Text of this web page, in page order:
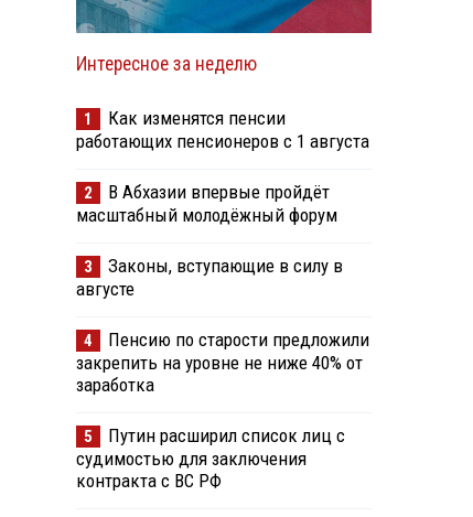
Интересное за неделю
1
Как изменятся пенсии
работающих пенсионеров с 1 августа
2
В Абхазии впервые пройдёт
масштабный молодёжный форум
3
Законы, вступающие в силу в
августе
4
Пенсию по старости предложили
закрепить на уровне не ниже 40% от
заработка
5
Путин расширил список лиц с
судимостью для заключения
контракта с ВС РФ